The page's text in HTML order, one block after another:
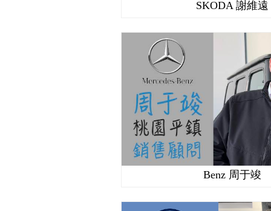
SKODA 謝維遠
Benz 周于竣